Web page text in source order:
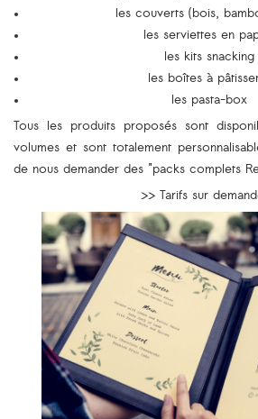
les couverts (bois,
les serviettes en
les kits snacking
les boîtes à
les pasta-box
Tous les produits proposés sont
volumes et sont totalement
de nous demander des "packs complets
>> Tarifs sur